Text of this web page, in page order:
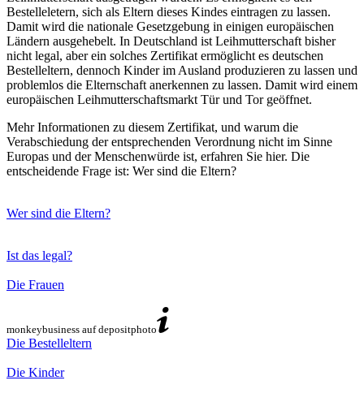
Bestelleletern, sich als Eltern dieses Kindes eintragen zu lassen.
Damit wird die nationale Gesetzgebung in einigen europäischen
Ländern ausgehebelt. In Deutschland ist Leihmutterschaft bisher
nicht legal, aber ein solches Zertifikat ermöglicht es deutschen
Bestelleltern, dennoch Kinder im Ausland produzieren zu lassen und
problemlos die Elternschaft anerkennen zu lassen. Damit wird einem
europäischen Leihmutterschaftsmarkt Tür und Tor geöffnet.
Mehr Informationen zu diesem Zertifikat, und warum die
Verabschiedung der entsprechenden Verordnung nicht im Sinne
Europas und der Menschenwürde ist, erfahren Sie hier. Die
entscheidende Frage ist: Wer sind die Eltern?
Wer sind die Eltern?
Ist das legal?
Die Frauen
monkeybusiness auf depositphoto
Die Bestelleltern
Die Kinder